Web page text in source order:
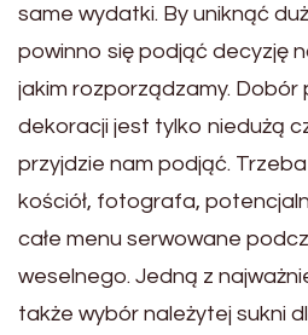
same wydatki. By uniknąć
powinno się podjąć decyzję
jakim rozporządzamy. Dobór
dekoracji jest tylko niedużą
przyjdzie nam podjąć.
kościół, fotografa,
całe menu serwowane
weselnego. Jedną z
także wybór należytej sukni